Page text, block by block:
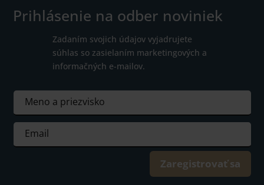
Prihlásenie na odber noviniek
Zadaním svojich údajov vyjadrujete
súhlas so zasielaním marketingových a
informačných e-mailov.
Zaregistrovať sa